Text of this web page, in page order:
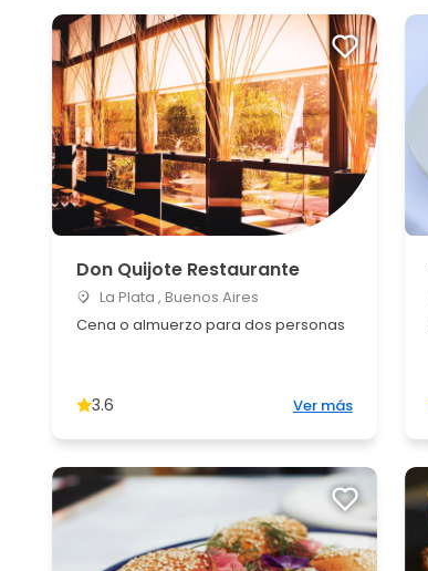
Don Quijote Restaurante
La Plata , Buenos Aires
Cena o almuerzo para dos personas
3.6 Ver más